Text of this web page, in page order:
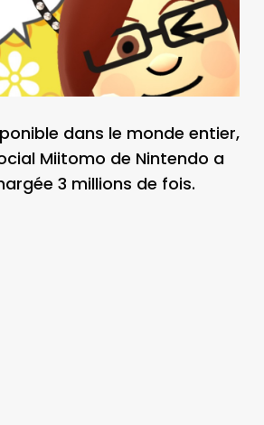
dans le monde entier,
Miitomo de Nintendo a
3 millions de fois.